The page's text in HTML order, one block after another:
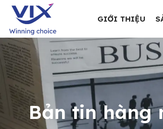
GIỚI THIỆU
Bản tin hàng